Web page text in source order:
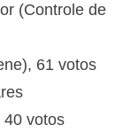
(Controle de
61 votos
40 votos